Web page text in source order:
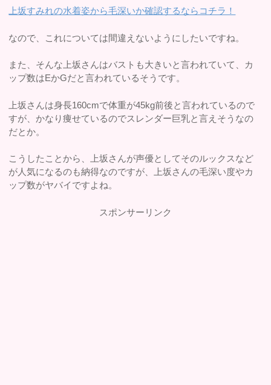
上坂すみれの水着姿から毛深いか確認するならコチラ！
なので、これについては間違えないようにしたいですね。
また、そんな上坂さんはバストも大きいと言われていて、カ
ップ数はEかGだと言われているそうです。
上坂さんは身長160cmで体重が45kg前後と言われているので
すが、かなり痩せているのでスレンダー巨乳と言えそうなの
だとか。
こうしたことから、上坂さんが声優としてそのルックスなど
が人気になるのも納得なのですが、上坂さんの毛深い度やカ
ップ数がヤバイですよね。
スポンサーリンク